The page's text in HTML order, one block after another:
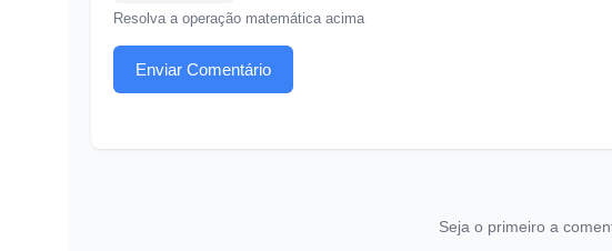
Resolva a operação matemática acima
Enviar Comentário
Seja o primeiro a